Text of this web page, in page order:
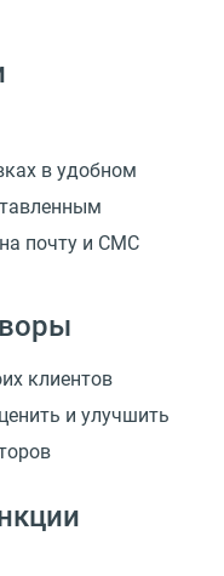
в удобном
почту и СМС
клиентов
и улучшить